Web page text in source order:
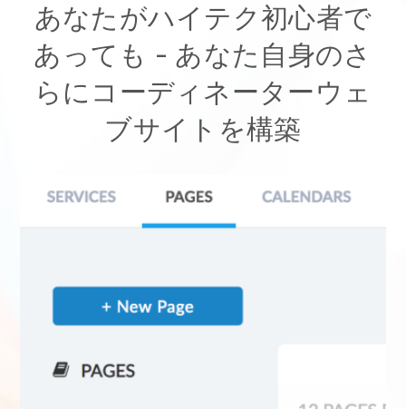
あなたがハイテク初心者で
あっても - あなた自身のさ
らにコーディネーターウェ
ブサイトを構築